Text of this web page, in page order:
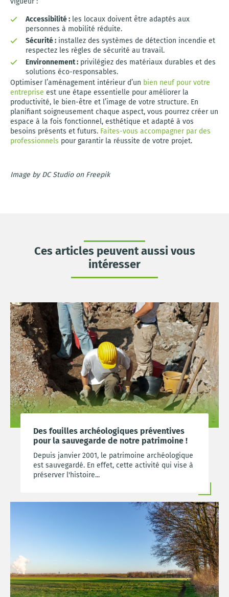
Accessibilité : les locaux doivent être adaptés aux
personnes à mobilité réduite.
Sécurité : installez des systèmes de détection incendie et
respectez les règles de sécurité au travail.
Environnement : privilégiez des matériaux durables et des
solutions éco-responsables.
Optimiser l’aménagement intérieur d’un bien neuf pour votre
entreprise est une étape essentielle pour améliorer la
productivité, le bien-être et l’image de votre structure. En
planifiant soigneusement chaque aspect, vous pourrez créer un
espace à la fois fonctionnel, esthétique et adapté à vos
besoins présents et futurs. Faites-vous accompagner par des
professionnels pour garantir la réussite de votre projet.
Image by DC Studio on Freepik
Ces articles peuvent aussi vous
intéresser
Des fouilles archéologiques préventives
pour la sauvegarde de notre patrimoine !
Depuis janvier 2001, le patrimoine archéologique
est sauvegardé. En effet, cette activité qui vise à
préserver l'histoire...